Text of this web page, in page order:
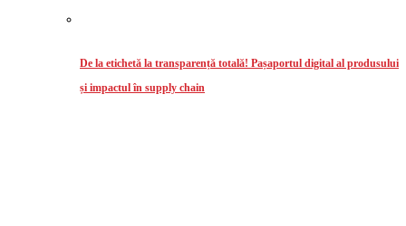
De la etichetă la transparență totală! Pașaportul digital al produsului
și impactul în supply chain